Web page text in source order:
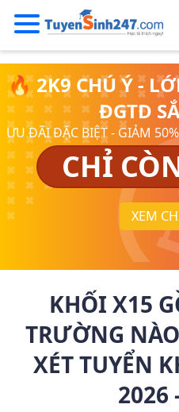
🔥 2K9 CHÚ Ý -
ĐGTD
ƯU ĐÃI ĐẶC BIỆT - GIẢM
CHỈ
XEM
KHỐI X15
TRƯỜNG
XÉT TUYỂN
2026